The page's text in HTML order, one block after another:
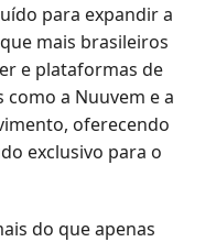
para expandir a
mais brasileiros
e plataformas de
a Nuuvem e a
oferecendo
exclusivo para o
do que apenas